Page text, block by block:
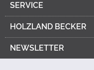
SERVICE
HOLZLAND BECKER
NEWSLETTER